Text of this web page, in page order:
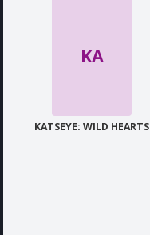
KA
KATSEYE: WILD HEARTS